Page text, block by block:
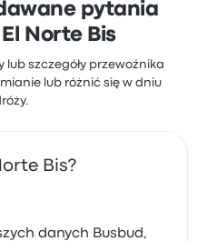
pytania
Norte Bis
lub szczegóły przewoźnika
lub różnić się w dniu
Bis?
danych Busbud,